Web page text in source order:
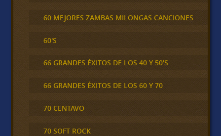
60 MEJORES ZAMBAS MILONGAS CANCIONES
60'S
66 GRANDES ÉXITOS DE LOS 40 Y 50'S
66 GRANDES ÉXITOS DE LOS 60 Y 70
70 CENTAVO
70 SOFT ROCK